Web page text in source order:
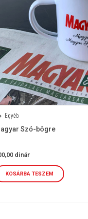
Egyéb
Szó-bögre
dinár
KOSÁRBA TESZEM